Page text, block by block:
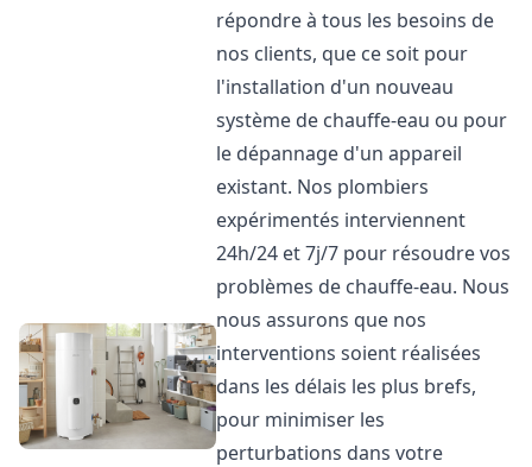
répondre à tous les besoins de
nos clients, que ce soit pour
l'installation d'un nouveau
système de chauffe-eau ou pour
le dépannage d'un appareil
existant. Nos plombiers
expérimentés interviennent
24h/24 et 7j/7 pour résoudre vos
problèmes de chauffe-eau. Nous
nous assurons que nos
interventions soient réalisées
dans les délais les plus brefs,
pour minimiser les
perturbations dans votre